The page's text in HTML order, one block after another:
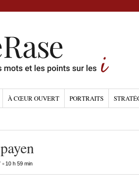
À CŒUR OUVERT PORTRAITS
• 10 h 59 min